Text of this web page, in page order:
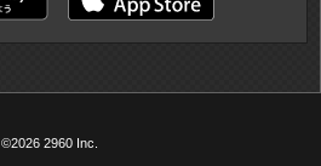
©2026 2960 Inc.